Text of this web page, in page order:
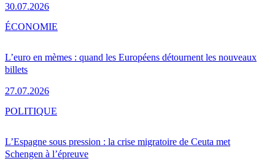
30.07.2026
L’euro en mèmes : quand les Européens détournent les nouveaux
billets
27.07.2026
ÉCONOMIE
L’Espagne sous pression : la crise migratoire de Ceuta met
Schengen à l’épreuve
POLITIQUE